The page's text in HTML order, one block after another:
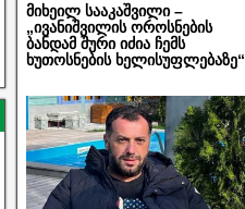
მიხეილ სააკაშვილი –
„ივანიშვილის ოროსნების
ბანდამ შური იძია ჩემს
ხუთოსნების ხელისუფლებაზე“